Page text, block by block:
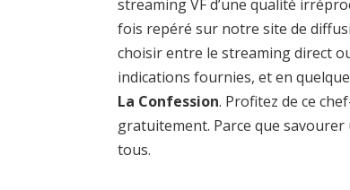
streaming VF d’une qualité
fois repéré sur notre site de
choisir entre le streaming direct
indications fournies, et en
La Confession. Profitez de ce
gratuitement. Parce que
tous.